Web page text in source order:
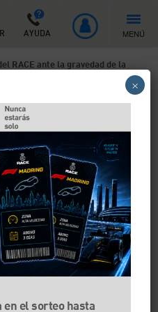
AYUDA MENÚ
RACE ante la gravedad de la
ante la
borrasca
en el sorteo hasta
×